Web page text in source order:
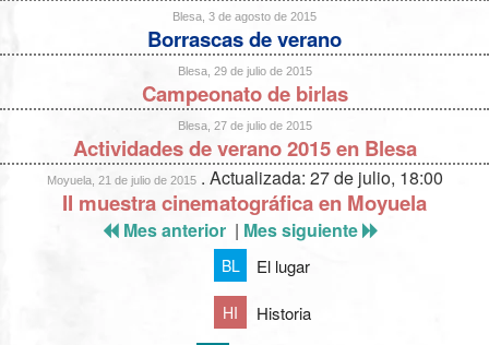
Blesa, 3 de agosto de 2015
Borrascas de verano
Blesa, 29 de julio de 2015
Campeonato de birlas
Blesa, 27 de julio de 2015
Actividades de verano 2015 en Blesa
Moyuela, 21 de julio de 2015. Actualizada: 27 de julio, 18:00
II muestra cinematográfica en Moyuela
Mes anterior| Mes siguiente
BL El lugar
HI Historia